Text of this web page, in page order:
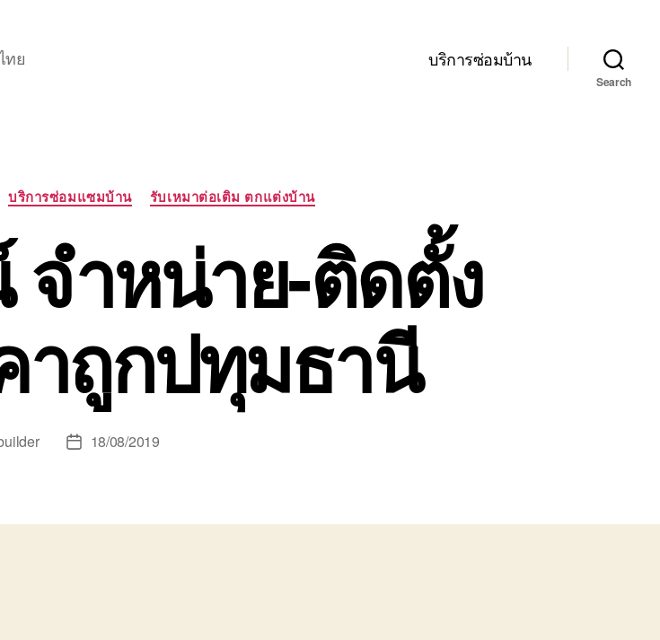
ทย บริการซ่อมบ้าน
Search
Categories
บริการซ่อมแซมบ้าน รับเหมาต่อเติม ตกแต่งบ้าน
จำหน่าย-ติดตั้ง
าถูกปทุมธานี
Post18/08/2019